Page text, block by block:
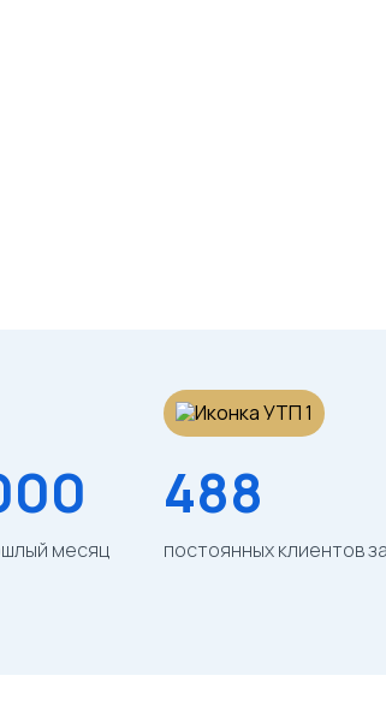
месяц
488
постоянных клиентов